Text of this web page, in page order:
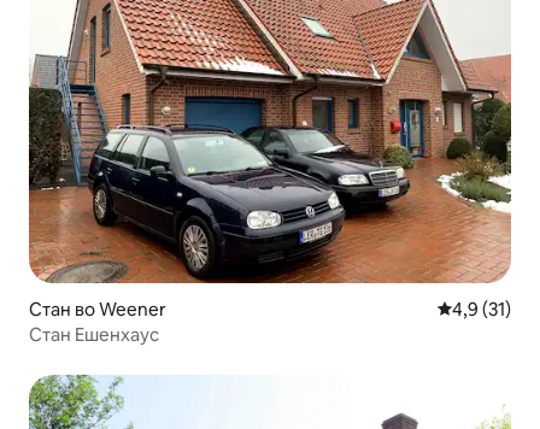
Стан во Weener Просечна
4,9 (31)
Стан Ешенхаус